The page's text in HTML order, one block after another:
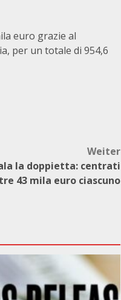
euro grazie al
per un totale di 954,6
Weiter
la doppietta: centrati
43 mila euro ciascuno